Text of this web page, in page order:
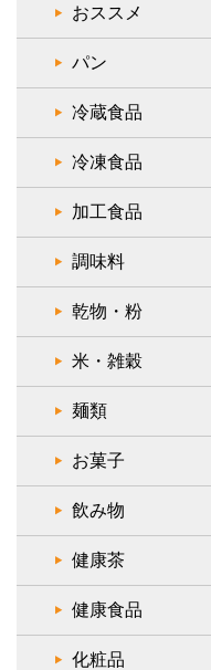
おススメ
パン
冷蔵食品
冷凍食品
加工食品
調味料
乾物・粉
米・雑穀
麺類
お菓子
飲み物
健康茶
健康食品
化粧品